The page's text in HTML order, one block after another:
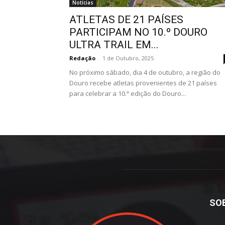
Notícias
ATLETAS DE 21 PAÍSES
PARTICIPAM NO 10.º DOURO
ULTRA TRAIL EM...
Redação - 1 de Outubro, 2025
No próximo sábado, dia 4 de outubro, a região do
Douro recebe atletas provenientes de 21 países
para celebrar a 10.ª edição do Douro...